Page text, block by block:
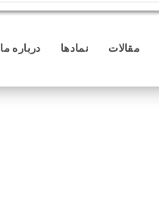
مقالات نمادها درباره ما